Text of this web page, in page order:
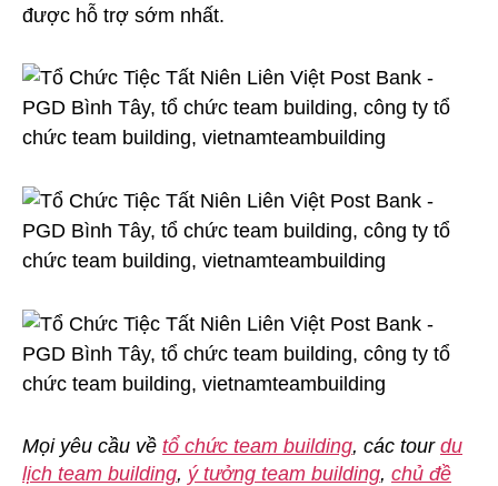
–
PGD
Bình
Tây
được hỗ trợ sớm nhất.
Mọi yêu cầu về tổ chức team building, các tour du
lịch team building, ý tưởng team building, chủ đề